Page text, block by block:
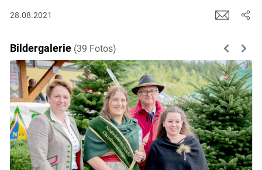
28.08.2021
Bildergalerie (39 Fotos) Previous
Next